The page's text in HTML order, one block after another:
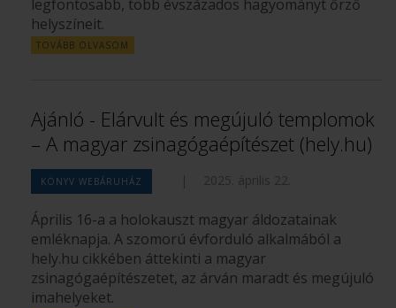
legfontosabb, több évszázados hagyományt őrző
helyszíneit.
TOVÁBB OLVASOM
Ajánló - Elárvult és megújuló templomok
– A magyar zsinagógaépítészet (hely.hu)
KÖNYV WEBÁRUHÁZ | 2025. április 22.
Április 16-a a holokauszt magyar áldozatainak
emléknapja. A szomorú évforduló alkalmából a
hely.hu cikkében áttekinti a magyar
zsinagógaépítészetet, az árván maradt és megújuló
imahelyeket.